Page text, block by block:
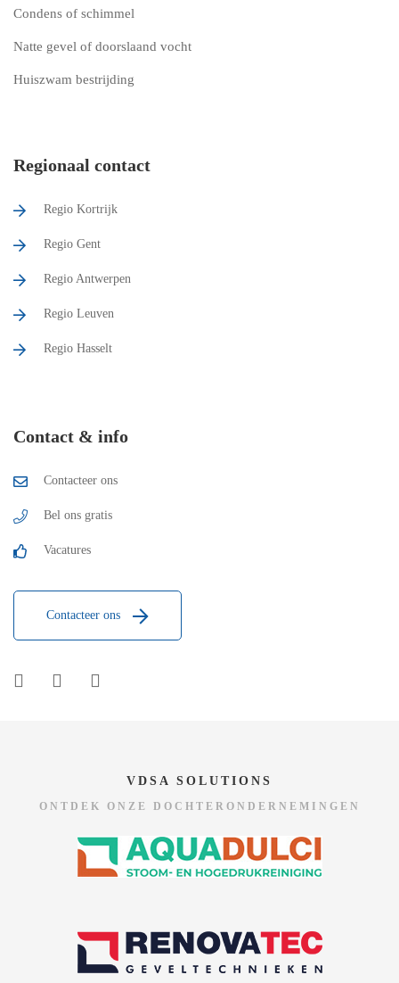
Condens of schimmel
Natte gevel of doorslaand vocht
Huiszwam bestrijding
Regionaal contact
Regio Kortrijk
Regio Gent
Regio Antwerpen
Regio Leuven
Regio Hasselt
Contact & info
Contacteer ons
Bel ons gratis
Vacatures
Contacteer ons
VDSA SOLUTIONS
ONTDEK ONZE DOCHTERONDERNEMINGEN